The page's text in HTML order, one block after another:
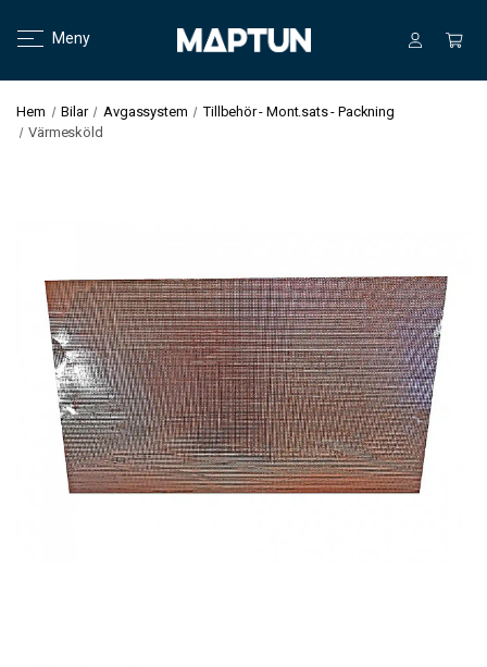
Meny
Hem Bilar Avgassystem
Tillbehör - Mont.sats - Packning
Värmesköld